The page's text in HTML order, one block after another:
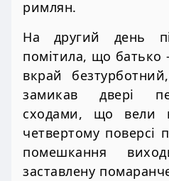
римлян.
На другий день
помітила, що батько
вкрай
замикав двері
сходами, що вели
четвертому поверсі
помешкання
заставлену